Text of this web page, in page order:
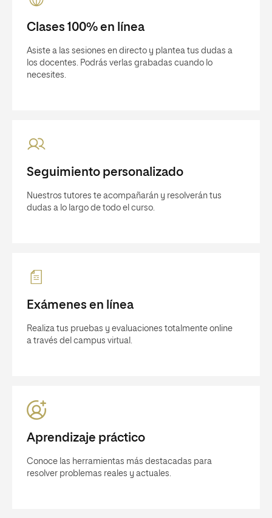
Clases 100% en línea
Asiste a las sesiones en directo y plantea tus dudas a
los docentes. Podrás verlas grabadas cuando lo
necesites.
Seguimiento personalizado
Nuestros tutores te acompañarán y resolverán tus
dudas a lo largo de todo el curso.
Exámenes en línea
Realiza tus pruebas y evaluaciones totalmente online
a través del campus virtual.
Aprendizaje práctico
Conoce las herramientas más destacadas para
resolver problemas reales y actuales.